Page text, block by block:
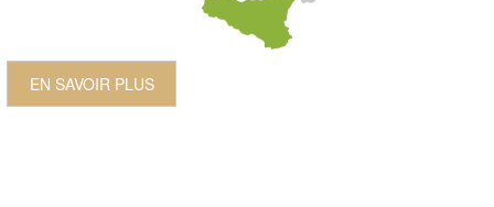
EN SAVOIR PLUS